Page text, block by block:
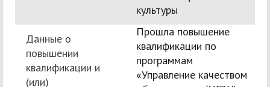
культуры
Данные о
повышении
квалификации и
(или)
Прошла повышение
квалификации по
программам
«Управление качеством